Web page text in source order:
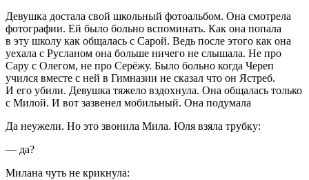
Девушка достала свой школьный фотоальбом. Она смотрела
фотографии. Ей было больно вспоминать. Как она попала
в эту школу как общалась с Сарой. Ведь после этого как она
уехала с Русланом она больше ничего не слышала. Не про
Сару с Олегом, не про Серёжу. Было больно когда Череп
учился вместе с ней в Гимназии не сказал что он Ястреб.
И его убили. Девушка тяжело вздохнула. Она общалась только
с Милой. И вот зазвенел мобильный. Она подумала
Да неужели. Но это звонила Мила. Юля взяла трубку:
— да?
Милана чуть не крикнула: